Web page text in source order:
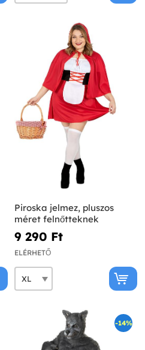
Piroska jelmez, pluszos
méret felnőtteknek
9 290 Ft‎
ELÉRHETŐ
-14%